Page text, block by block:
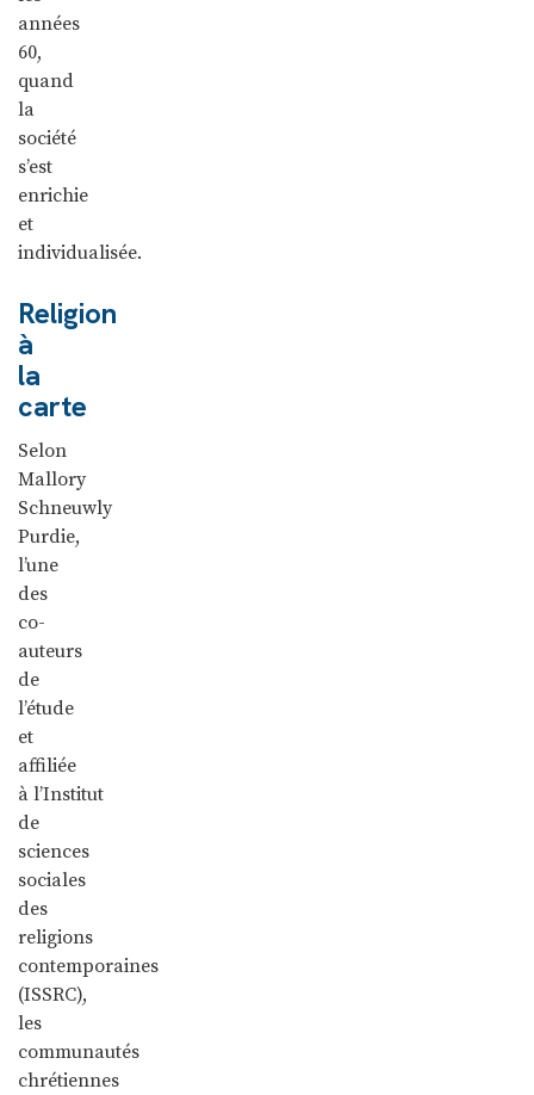
années
60,
quand
la
société
s’est
enrichie
et
individualisée.
Religion
à
la
carte
Selon
Mallory
Schneuwly
Purdie,
l’une
des
co-
auteurs
de
l’étude
et
affiliée
à l’Institut
de
sciences
sociales
des
religions
contemporaines
(ISSRC),
les
communautés
chrétiennes